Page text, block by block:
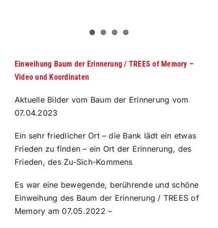
Einweihung Baum der Erinnerung / TREES of Memory –
Video und Koordinaten
Aktuelle Bilder vom Baum der Erinnerung vom
07.04.2023
Ein sehr friedlicher Ort – die Bank lädt ein etwas
Frieden zu finden – ein Ort der Erinnerung, des
Frieden, des Zu-Sich-Kommens
Es war eine bewegende, berührende und schöne
Einweihung des Baum der Erinnerung / TREES of
Memory am 07.05.2022 –